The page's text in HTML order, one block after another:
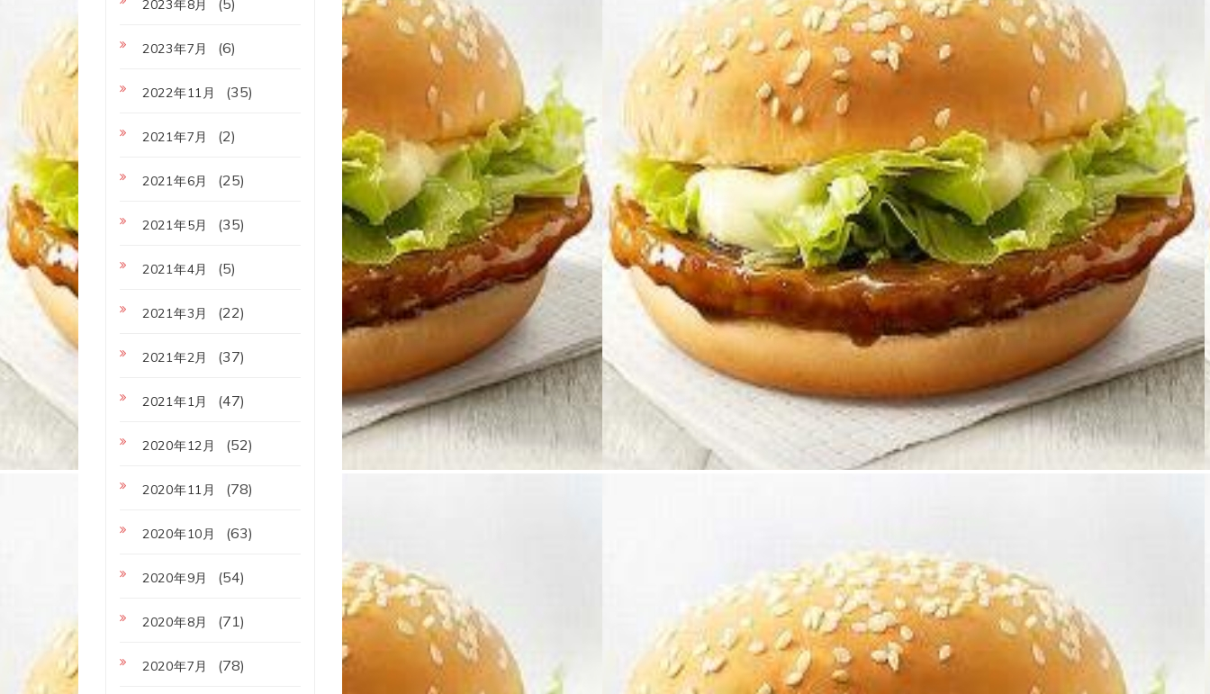
2023年8月 (5)
2023年7月 (6)
2022年11月 (35)
2021年7月 (2)
2021年6月 (25)
2021年5月 (35)
2021年4月 (5)
2021年3月 (22)
2021年2月 (37)
2021年1月 (47)
2020年12月 (52)
2020年11月 (78)
2020年10月 (63)
2020年9月 (54)
2020年8月 (71)
2020年7月 (78)